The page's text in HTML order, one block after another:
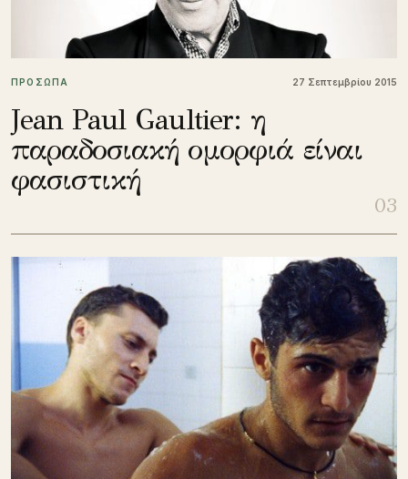
ΠΡΟΣΩΠΑ 27 Σεπτεμβρίου 2015
Jean Paul Gaultier: η
παραδοσιακή ομορφιά είναι
φασιστική
03